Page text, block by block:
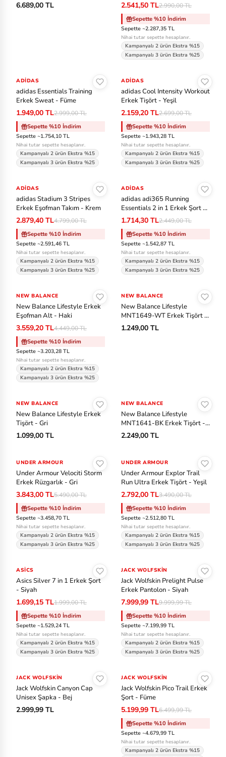
6.689,00 TL 2.541,50 TL2.990,00 TL
Sepette %10 İndirim
Sepette ~2.287,35 TL
Nihai tutar sepette hesaplanır.
Kampanyalı 2 ürün Ekstra %15
Kampanyalı 3 ürün Ekstra %25
-%35
ADIDAS
adidas Essentials Training
Erkek Sweat - Füme
1.949,00 TL2.999,00 TL
Sepette %10 İndirim
Sepette ~1.754,10 TL
Nihai tutar sepette hesaplanır.
Kampanyalı 2 ürün Ekstra %15
Kampanyalı 3 ürün Ekstra %25
-%20
ADIDAS
adidas Cool Intensity Workout
Erkek Tişört - Yeşil
2.159,20 TL2.699,00 TL
Sepette %10 İndirim
Sepette ~1.943,28 TL
Nihai tutar sepette hesaplanır.
Kampanyalı 2 ürün Ekstra %15
Kampanyalı 3 ürün Ekstra %25
-%40
ADIDAS
adidas Stadium 3 Stripes
Erkek Eşofman Takım - Krem
2.879,40 TL4.799,00 TL
Sepette %10 İndirim
Sepette ~2.591,46 TL
Nihai tutar sepette hesaplanır.
Kampanyalı 2 ürün Ekstra %15
Kampanyalı 3 ürün Ekstra %25
-%30
ADIDAS
adidas adi365 Running
Essentials 2 in 1 Erkek Şort -
Gri
1.714,30 TL2.449,00 TL
Sepette %10 İndirim
Sepette ~1.542,87 TL
Nihai tutar sepette hesaplanır.
Kampanyalı 2 ürün Ekstra %15
Kampanyalı 3 ürün Ekstra %25
-%20
NEW BALANCE
New Balance Lifestyle Erkek
Eşofman Alt - Haki
3.559,20 TL4.449,00 TL
Sepette %10 İndirim
Sepette ~3.203,28 TL
Nihai tutar sepette hesaplanır.
Kampanyalı 2 ürün Ekstra %15
Kampanyalı 3 ürün Ekstra %25
NEW BALANCE
New Balance Lifestyle
MNT1649-WT Erkek Tişört -
Beyaz
1.249,00 TL
NEW BALANCE
New Balance Lifestyle Erkek
Tişört - Gri
1.099,00 TL
NEW BALANCE
New Balance Lifestyle
MNT1641-BK Erkek Tişört -
Siyah
2.249,00 TL
-%30
UNDER ARMOUR
Under Armour Velociti Storm
Erkek Rüzgarlık - Gri
3.843,00 TL5.490,00 TL
Sepette %10 İndirim
Sepette ~3.458,70 TL
Nihai tutar sepette hesaplanır.
Kampanyalı 2 ürün Ekstra %15
Kampanyalı 3 ürün Ekstra %25
-%20
UNDER ARMOUR
Under Armour Explor Trail
Run Ultra Erkek Tişört - Yeşil
2.792,00 TL3.490,00 TL
Sepette %10 İndirim
Sepette ~2.512,80 TL
Nihai tutar sepette hesaplanır.
Kampanyalı 2 ürün Ekstra %15
Kampanyalı 3 ürün Ekstra %25
-%15
ASICS
Asics Silver 7 in 1 Erkek Şort
- Siyah
1.699,15 TL1.999,00 TL
Sepette %10 İndirim
Sepette ~1.529,24 TL
Nihai tutar sepette hesaplanır.
Kampanyalı 2 ürün Ekstra %15
Kampanyalı 3 ürün Ekstra %25
-%20
JACK WOLFSKIN
Jack Wolfskin Prelight Pulse
Erkek Pantolon - Siyah
7.999,99 TL9.999,99 TL
Sepette %10 İndirim
Sepette ~7.199,99 TL
Nihai tutar sepette hesaplanır.
Kampanyalı 2 ürün Ekstra %15
Kampanyalı 3 ürün Ekstra %25
JACK WOLFSKIN
Jack Wolfskin Canyon Cap
Unisex Şapka - Bej
2.999,99 TL
-%20
JACK WOLFSKIN
Jack Wolfskin Pico Trail Erkek
Şort - Füme
5.199,99 TL6.499,99 TL
Sepette %10 İndirim
Sepette ~4.679,99 TL
Nihai tutar sepette hesaplanır.
Kampanyalı 2 ürün Ekstra %15